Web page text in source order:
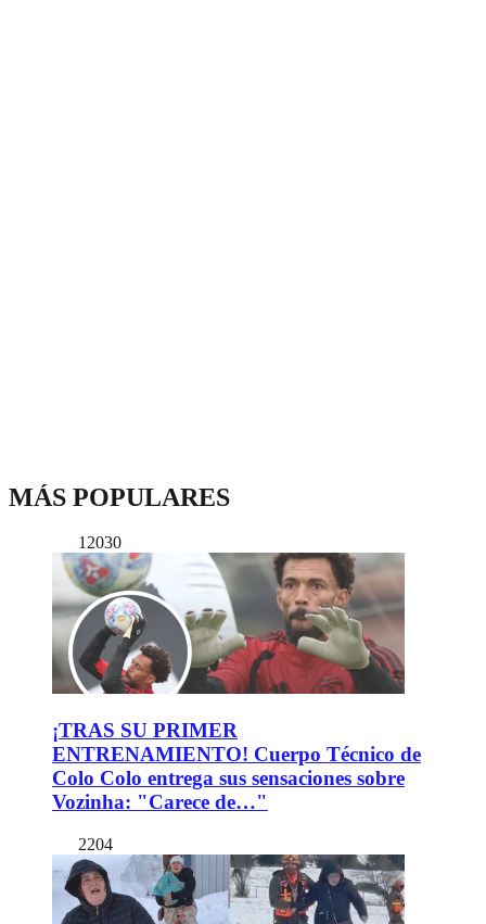
MÁS POPULARES
12030
¡TRAS SU PRIMER
ENTRENAMIENTO! Cuerpo Técnico de
Colo Colo entrega sus sensaciones sobre
Vozinha: "Carece de…"
2204